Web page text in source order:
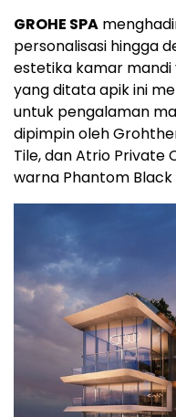
GROHE SPA
personalisasi hingga
estetika kamar mandi
yang ditata apik ini
untuk pengalaman
dipimpin oleh
Tile, dan Atrio
warna Phantom